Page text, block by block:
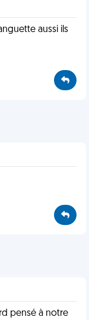
aussi ils
pensé à notre